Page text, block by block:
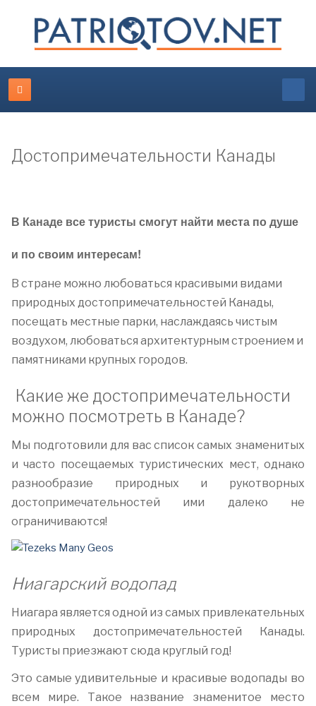
Достопримечательности Канады
В Канаде все туристы смогут найти места по душе
и по своим интересам!
В стране можно любоваться красивыми видами
природных достопримечательностей Канады,
посещать местные парки, наслаждаясь чистым
воздухом, любоваться архитектурным строением и
памятниками крупных городов.
Какие же достопримечательности
можно посмотреть в Канаде?
Мы подготовили для вас список самых знаменитых
и часто посещаемых туристических мест, однако
разнообразие природных и рукотворных
достопримечательностей ими далеко не
ограничиваются!
Ниагарский водопад
Ниагара является одной из самых привлекательных
природных достопримечательностей Канады.
Туристы приезжают сюда круглый год!
Это самые удивительные и красивые водопады во
всем мире. Такое название знаменитое место